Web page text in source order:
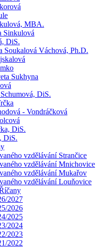
MBA.
Sinkulová
DiS.
Soukalová Váchová, Ph.D.
Sukhyna
DiS.
- Vondráčková
DiS.
DiS.
vzdělávání Strančice
vzdělávání Mnichovice
vzdělávání Mukařov
vzdělávání Louňovice
2027
2026
2025
2024
2023
2022